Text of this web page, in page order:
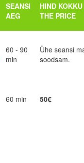
SEANSI
AEG
HIND KOKKU
THE PRICE
60 - 90
min
Ühe seansi
soodsam.
60 min 50€